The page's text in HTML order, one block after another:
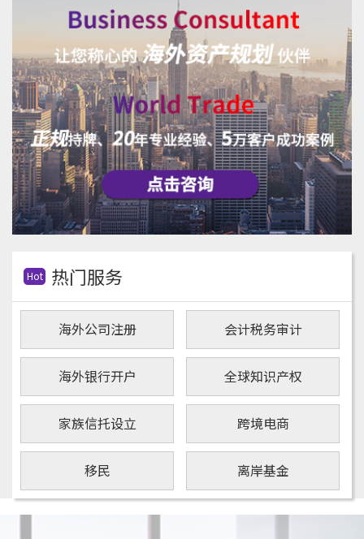
Hot 热门服务
海外公司注册 会计税务审计
海外银行开户 全球知识产权
家族信托设立 跨境电商
移民 离岸基金